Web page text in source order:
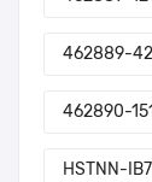
462889-
462890-151
HSTNN-